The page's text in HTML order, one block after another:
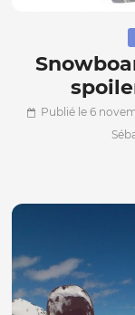
Publié le 6